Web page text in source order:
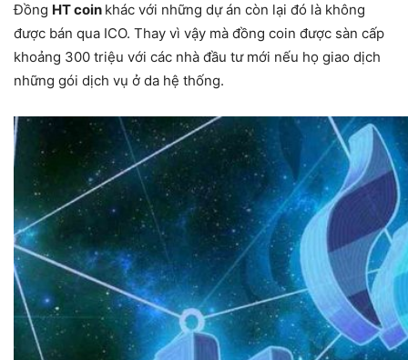
Đồng HT coin khác với những dự án còn lại đó là không
được bán qua ICO. Thay vì vậy mà đồng coin được sàn cấp
khoảng 300 triệu với các nhà đầu tư mới nếu họ giao dịch
những gói dịch vụ ở da hệ thống.